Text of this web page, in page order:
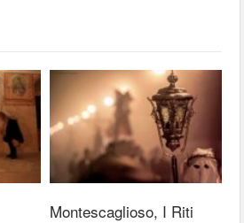
Montescaglioso, I Riti